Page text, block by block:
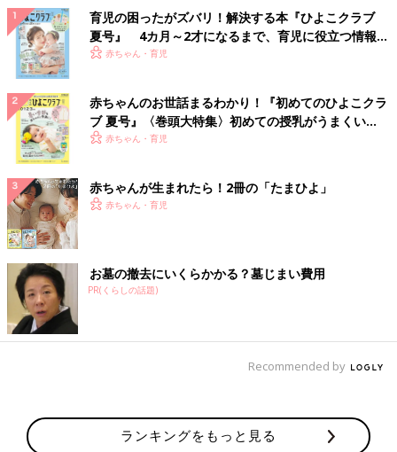
育児の困ったがズバリ！解決する本『ひよこクラブ
夏号』 4カ月～2才になるまで、育児に役立つ情報が
いっぱい！
赤ちゃん・育児
赤ちゃんのお世話まるわかり！『初めてのひよこクラ
ブ 夏号』〈巻頭大特集〉初めての授乳がうまくい
く！ おっぱい・ミルクの基本と夏のトラブル 解決テ
赤ちゃん・育児
赤ちゃんが生まれたら！2冊の「たまひよ」
赤ちゃん・育児
お墓の撤去にいくらかかる？墓じまい費用
PR(くらしの話題)
Recommended by
ランキングをもっと見る